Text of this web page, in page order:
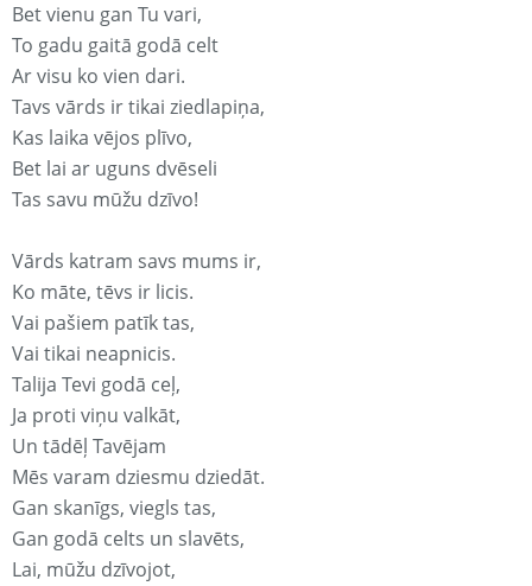
Bet vienu gan Tu vari,
To gadu gaitā godā celt
Ar visu ko vien dari.
Tavs vārds ir tikai ziedlapiņa,
Kas laika vējos plīvo,
Bet lai ar uguns dvēseli
Tas savu mūžu dzīvo!
Vārds katram savs mums ir,
Ko māte, tēvs ir licis.
Vai pašiem patīk tas,
Vai tikai neapnicis.
Talija Tevi godā ceļ,
Ja proti viņu valkāt,
Un tādēļ Tavējam
Mēs varam dziesmu dziedāt.
Gan skanīgs, viegls tas,
Gan godā celts un slavēts,
Lai, mūžu dzīvojot,